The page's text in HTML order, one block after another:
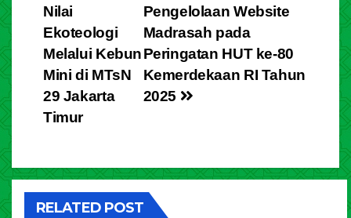
Pengelolaan Website
Madrasah pada
Peringatan HUT ke-80
Kemerdekaan RI Tahun
2025
Nilai
Ekoteologi
Melalui Kebun
Mini di MTsN
29 Jakarta
Timur
RELATED POST